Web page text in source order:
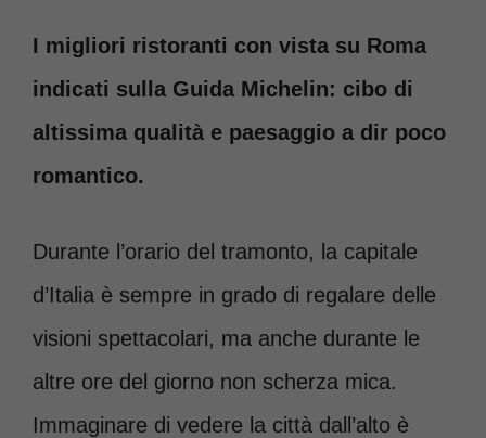
I migliori ristoranti con vista su Roma
indicati sulla Guida Michelin: cibo di
altissima qualità e paesaggio a dir poco
romantico.
Durante l’orario del tramonto, la capitale
d’Italia è sempre in grado di regalare delle
visioni spettacolari, ma anche durante le
altre ore del giorno non scherza mica.
Immaginare di vedere la città dall’alto è